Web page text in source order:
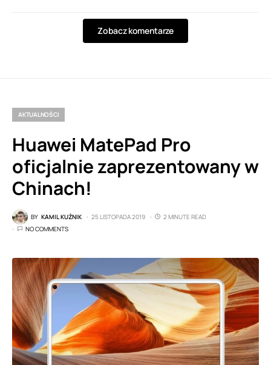
Zobacz komentarze
AKTUALNOŚCI
Huawei MatePad Pro
oficjalnie zaprezentowany w
Chinach!
BY KAMIL KUŹNIK 25 LISTOPADA 2019
2 MINUTE READ
NO COMMENTS